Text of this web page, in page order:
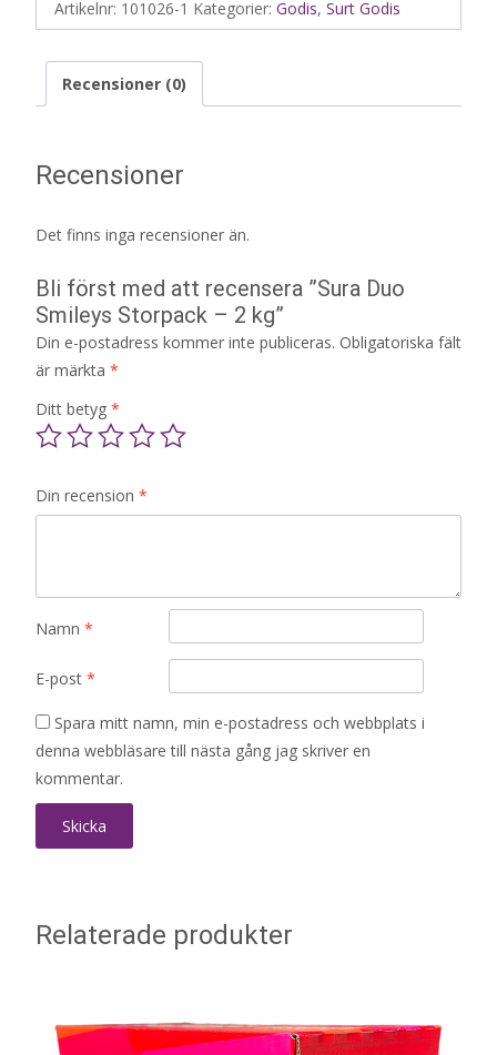
Artikelnr: 101026-1 Kategorier: Godis, Surt Godis
Recensioner (0)
Recensioner
Det finns inga recensioner än.
Bli först med att recensera ”Sura Duo
Smileys Storpack – 2 kg”
Din e-postadress kommer inte publiceras. Obligatoriska fält
är märkta *
Ditt betyg *
Din recension *
Namn *
E-post *
Spara mitt namn, min e-postadress och webbplats i
denna webbläsare till nästa gång jag skriver en
kommentar.
Relaterade produkter